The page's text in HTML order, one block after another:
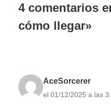
4 comentarios
cómo llegar»
AceSorcerer
el 01/12/2025 a las